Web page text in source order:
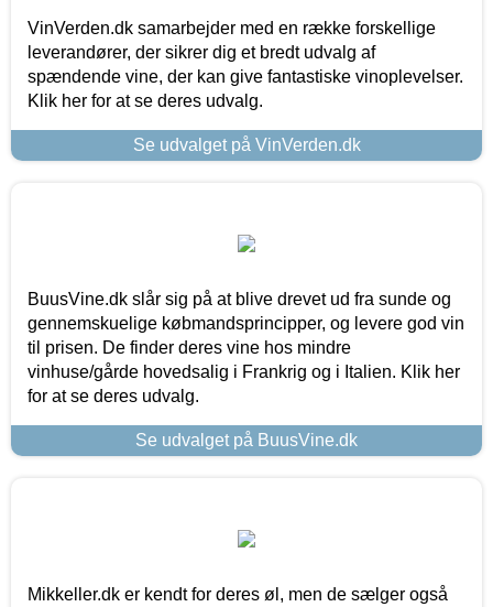
VinVerden.dk samarbejder med en række forskellige
leverandører, der sikrer dig et bredt udvalg af
spændende vine, der kan give fantastiske vinoplevelser.
Klik her for at se deres udvalg.
Se udvalget på VinVerden.dk
BuusVine.dk slår sig på at blive drevet ud fra sunde og
gennemskuelige købmandsprincipper, og levere god vin
til prisen. De finder deres vine hos mindre
vinhuse/gårde hovedsalig i Frankrig og i Italien. Klik her
for at se deres udvalg.
Se udvalget på BuusVine.dk
Mikkeller.dk er kendt for deres øl, men de sælger også